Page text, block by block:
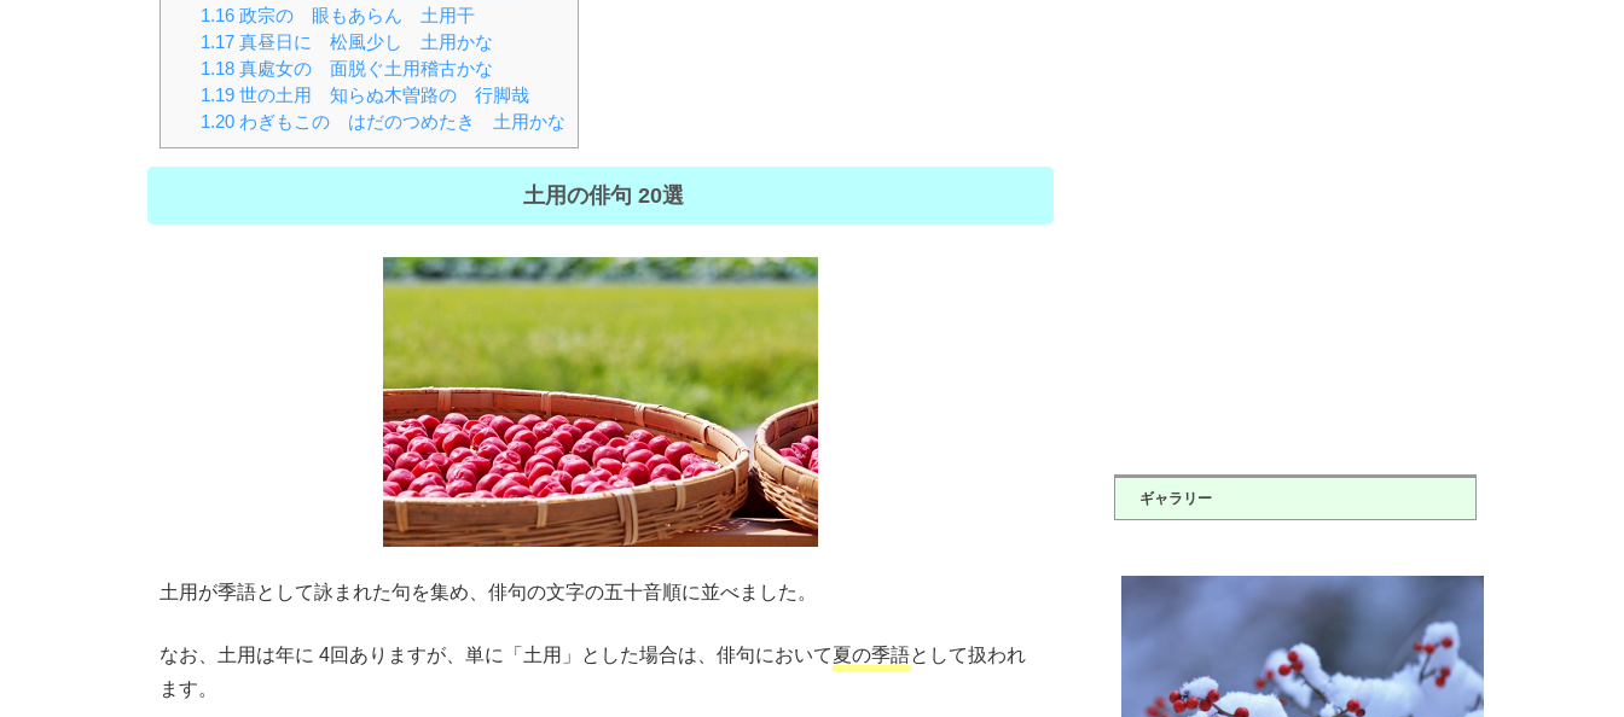
1.16政宗の 眼もあらん 土用干
1.17真昼日に 松風少し 土用かな
1.18真處女の 面脱ぐ土用稽古かな
1.19世の土用 知らぬ木曽路の 行脚哉
1.20わぎもこの はだのつめたき 土用かな
土用の俳句 20選
土用が季語として詠まれた句を集め、俳句の文字の五十音順に並べました。
なお、土用は年に 4回ありますが、単に「土用」とした場合は、俳句において夏の季語として扱われ
ます。
ギャラリー